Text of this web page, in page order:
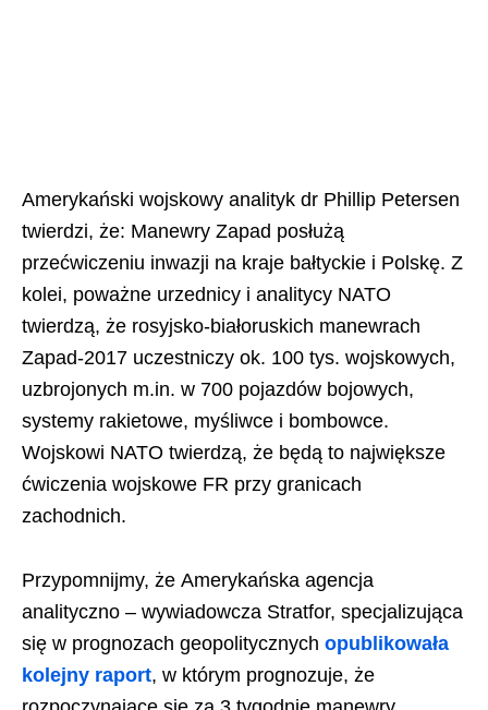
Amerykański wojskowy analityk dr Phillip Petersen
twierdzi, że: Manewry Zapad posłużą
przećwiczeniu inwazji na kraje bałtyckie i Polskę. Z
kolei, poważne urzednicy i analitycy NATO
twierdzą, że rosyjsko-białoruskich manewrach
Zapad-2017 uczestniczy ok. 100 tys. wojskowych,
uzbrojonych m.in. w 700 pojazdów bojowych,
systemy rakietowe, myśliwce i bombowce.
Wojskowi NATO twierdzą, że będą to największe
ćwiczenia wojskowe FR przy granicach
zachodnich.
Przypomnijmy, że Amerykańska agencja
analityczno – wywiadowcza Stratfor, specjalizująca
się w prognozach geopolitycznych opublikowała
kolejny raport, w którym prognozuje, że